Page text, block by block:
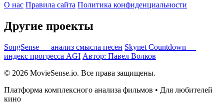
О нас Правила сайта Политика конфиденциальности
Другие проекты
SongSense — анализ смысла песен Skynet Countdown —
индекс прогресса AGI Автор: Павел Волков
© 2026 MovieSense.io. Все права защищены.
Платформа комплексного анализа фильмов • Для любителей
кино